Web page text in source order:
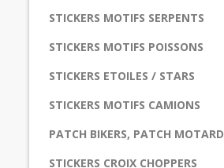
STICKERS MOTIFS SERPENTS
STICKERS MOTIFS POISSONS
STICKERS ETOILES / STARS
STICKERS MOTIFS CAMIONS
PATCH BIKERS, PATCH MOTARD
STICKERS CROIX CHOPPERS